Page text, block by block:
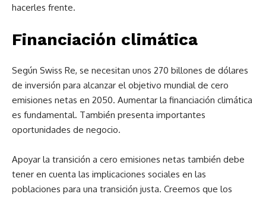
hacerles frente.
Financiación climática
Según Swiss Re, se necesitan unos 270 billones de dólares
de inversión para alcanzar el objetivo mundial de cero
emisiones netas en 2050. Aumentar la financiación climática
es fundamental. También presenta importantes
oportunidades de negocio.
Apoyar la transición a cero emisiones netas también debe
tener en cuenta las implicaciones sociales en las
poblaciones para una transición justa. Creemos que los